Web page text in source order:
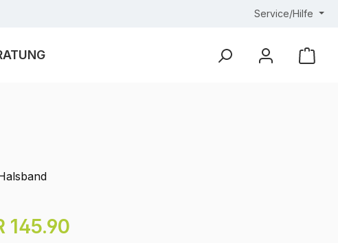
Service/Hilfe
Preis:
145.90